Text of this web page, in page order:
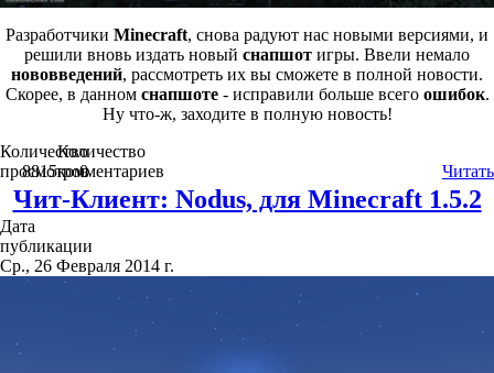
Разработчики Minecraft, снова радуют нас новыми версиями, и
решили вновь издать новый снапшот игры. Ввели немало
нововведений, рассмотреть их вы сможете в полной новости.
Скорее, в данном снапшоте- исправили больше всего ошибок.
Ну что-ж, заходите в полную новость!
Количество
просмотров
8815
Количество
комментариев
0 Читать
Чит-Клиент: Nodus, для Minecraft 1.5.2
Дата
публикации
Ср., 26 Февраля 2014 г.